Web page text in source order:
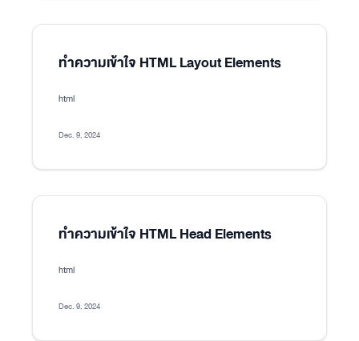
ทำความเข้าใจ HTML Layout Elements
html
Dec. 9, 2024
ทำความเข้าใจ HTML Head Elements
html
Dec. 9, 2024